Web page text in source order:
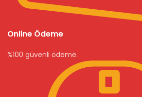
Online Ödeme
%100 güvenli ödeme.